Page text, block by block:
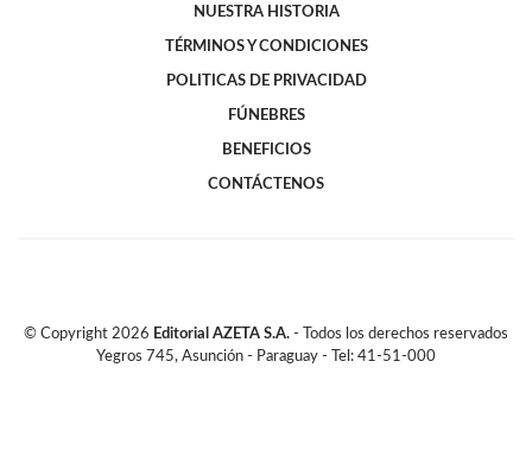
NUESTRA HISTORIA
TÉRMINOS Y CONDICIONES
POLITICAS DE PRIVACIDAD
FÚNEBRES
BENEFICIOS
CONTÁCTENOS
© Copyright 2026 Editorial AZETA S.A. - Todos los derechos reservados
Yegros 745, Asunción - Paraguay - Tel: 41-51-000